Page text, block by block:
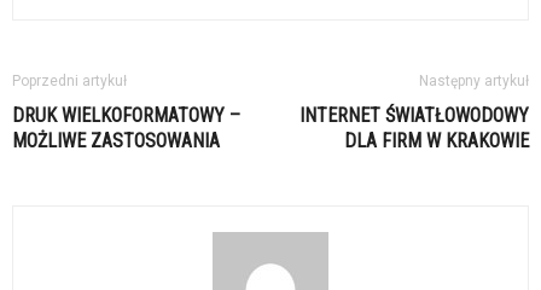
Poprzedni artykuł
DRUK WIELKOFORMATOWY –
MOŻLIWE ZASTOSOWANIA
Następny artykuł
INTERNET ŚWIATŁOWODOWY
DLA FIRM W KRAKOWIE